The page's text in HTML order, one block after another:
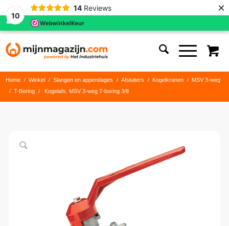
10
14 Reviews ×
Home / Winkel / Slangen en appendages / Afsluiters / Kogelkranen / MSV 3-weg
/ T-Boring / Kogelafs. MSV 3-weg T-boring 3/8